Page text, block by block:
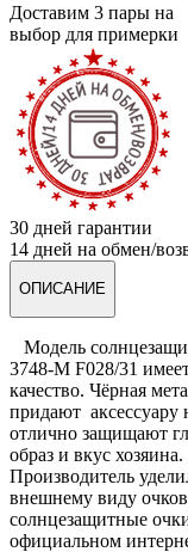
Доставим 3 пары на
выбор для примерки
30 дней гарантии
14 дней на обмен/
ОПИСАНИЕ
Модель
3748-M F028/31
качество. Чёрная
придают
отлично защищают
образ и вкус
Производитель
внешнему виду
солнцезащитные
официальном